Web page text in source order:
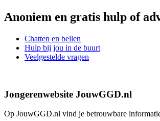
Anoniem en gratis hulp of
Chatten en bellen
Hulp bij jou in de buurt
Veelgestelde vragen
Jongerenwebsite JouwGGD.nl
Op JouwGGD.nl vind je betrouwbare